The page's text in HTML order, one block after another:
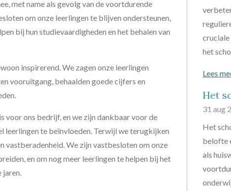
met name als gevolg van de voortdurende
om onze leerlingen te blijven ondersteunen,
bij hun studievaardigheden en het behalen van
inspirerend. We zagen onze leerlingen
vooruitgang, behaalden goede cijfers en
voor ons bedrijf, en we zijn dankbaar voor de
leerlingen te beïnvloeden. Terwijl we terugkijken
vastberadenheid. We zijn vastbesloten om onze
en om nog meer leerlingen te helpen bij het
jaren.
het
Lees
Het
31 aug
Het
belofte
als